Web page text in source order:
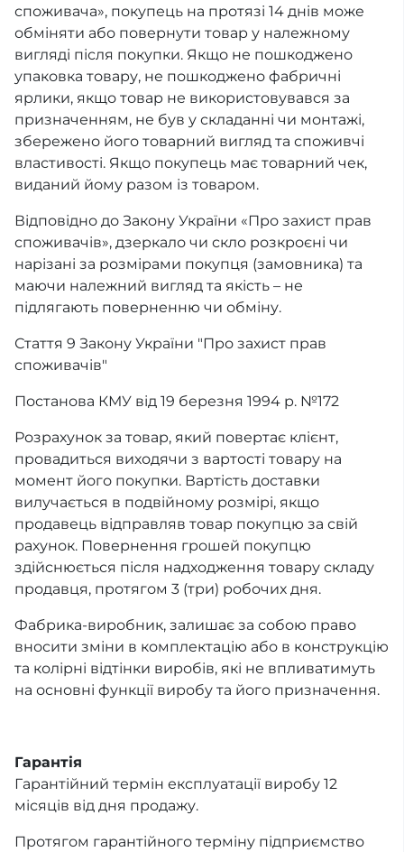
споживача», покупець на протязі 14 днів може
обміняти або повернути товар у належному
вигляді після покупки. Якщо не пошкоджено
упаковка товару, не пошкоджено фабричні
ярлики, якщо товар не використовувався за
призначенням, не був у складанні чи монтажі,
збережено його товарний вигляд та споживчі
властивості. Якщо покупець має товарний чек,
виданий йому разом із товаром.
Відповідно до Закону України «Про захист прав
споживачів», дзеркало чи скло розкроєні чи
нарізані за розмірами покупця (замовника) та
маючи належний вигляд та якість – не
підлягають поверненню чи обміну.
Стаття 9 Закону України "Про захист прав
споживачів"
Постанова КМУ від 19 березня 1994 р. №172
Розрахунок за товар, який повертає клієнт,
провадиться виходячи з вартості товару на
момент його покупки. Вартість доставки
вилучається в подвійному розмірі, якщо
продавець відправляв товар покупцю за свій
рахунок. Повернення грошей покупцю
здійснюється після надходження товару складу
продавця, протягом 3 (три) робочих дня.
Фабрика-виробник, залишає за собою право
вносити зміни в комплектацію або в конструкцію
та колірні відтінки виробів, які не впливатимуть
на основні функції виробу та його призначення.
Гарантія
Гарантійний термін експлуатації виробу 12
місяців від дня продажу.
Протягом гарантійного терміну підприємство